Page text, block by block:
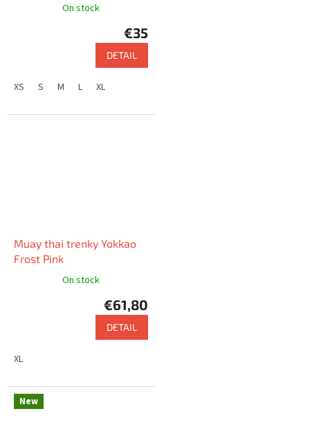
On stock
€35
DETAIL
XS S M L XL
Muay thai trenky Yokkao
Frost Pink
On stock
€61,80
DETAIL
XL
New